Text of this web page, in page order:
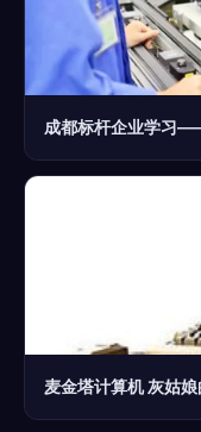
成都标杆企业学习